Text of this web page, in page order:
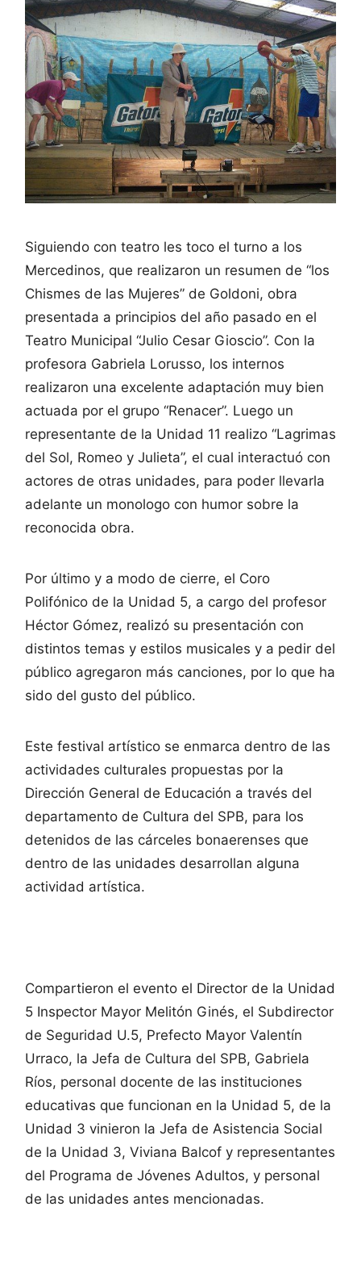
Siguiendo con teatro les toco el turno a los
Mercedinos, que realizaron un resumen de “los
Chismes de las Mujeres” de Goldoni, obra
presentada a principios del año pasado en el
Teatro Municipal “Julio Cesar Gioscio”. Con la
profesora Gabriela Lorusso, los internos
realizaron una excelente adaptación muy bien
actuada por el grupo “Renacer”. Luego un
representante de la Unidad 11 realizo “Lagrimas
del Sol, Romeo y Julieta”, el cual interactuó con
actores de otras unidades, para poder llevarla
adelante un monologo con humor sobre la
reconocida obra.
Por último y a modo de cierre, el Coro
Polifónico de la Unidad 5, a cargo del profesor
Héctor Gómez, realizó su presentación con
distintos temas y estilos musicales y a pedir del
público agregaron más canciones, por lo que ha
sido del gusto del público.
Este festival artístico se enmarca dentro de las
actividades culturales propuestas por la
Dirección General de Educación a través del
departamento de Cultura del SPB, para los
detenidos de las cárceles bonaerenses que
dentro de las unidades desarrollan alguna
actividad artística.
Compartieron el evento el Director de la Unidad
5 Inspector Mayor Melitón Ginés, el Subdirector
de Seguridad U.5, Prefecto Mayor Valentín
Urraco, la Jefa de Cultura del SPB, Gabriela
Ríos, personal docente de las instituciones
educativas que funcionan en la Unidad 5, de la
Unidad 3 vinieron la Jefa de Asistencia Social
de la Unidad 3, Viviana Balcof y representantes
del Programa de Jóvenes Adultos, y personal
de las unidades antes mencionadas.